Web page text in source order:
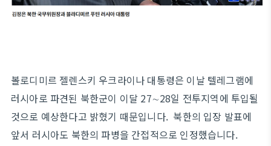
볼로디미르 젤렌스키 우크라이나 대통령은 이날 텔레그램에
러시아로 파견된 북한군이 이달 27∼28일 전투지역에 투입될
것으로 예상한다고 밝혔기 때문입니다. 북한의 입장 발표에
앞서 러시아도 북한의 파병을 간접적으로 인정했습니다.